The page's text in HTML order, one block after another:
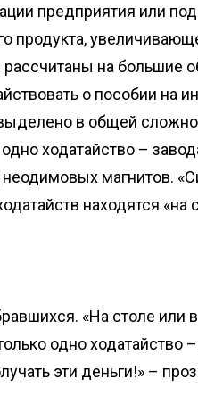
предприятия или
продукта,
на большие
о пособии на
в общей
ходатайство –
магнитов.
находятся «на
«На столе или
одно ходатайство
эти деньги!» –